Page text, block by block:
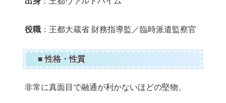
役職 ：王都大蔵省 財務指導監／臨時派遣監察官
■ 性格・性質
非常に真面目で融通が利かないほどの堅物。